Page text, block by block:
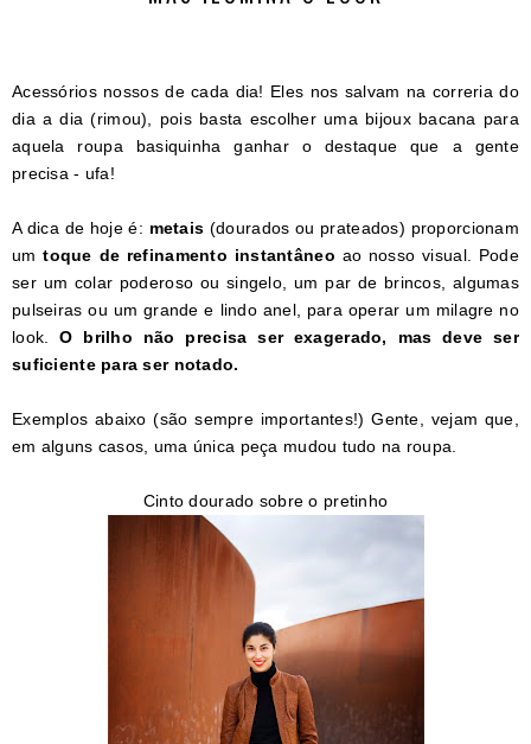
Acessórios nossos de cada dia! Eles nos salvam na correria do
dia a dia (rimou), pois basta escolher uma bijoux bacana para
aquela roupa basiquinha ganhar o destaque que a gente
precisa - ufa!
A dica de hoje é: metais (dourados ou prateados) proporcionam
umtoque de refinamento instantâneo ao nosso visual. Pode
ser um colar poderoso ou singelo, um par de brincos, algumas
pulseiras ou um grande e lindo anel, para operar um milagre no
look.O brilho não precisa ser exagerado, mas deve ser
suficiente para ser notado.
Exemplos abaixo (são sempre importantes!) Gente, vejam que,
em alguns casos, uma única peça mudou tudo na roupa.
Cinto dourado sobre o pretinho